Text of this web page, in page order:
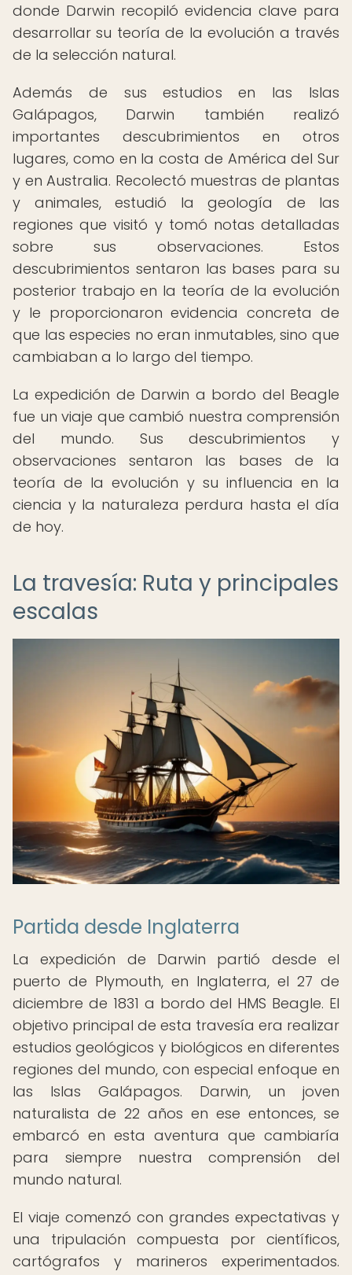
donde Darwin recopiló evidencia clave para
desarrollar su teoría de la evolución a través
de la selección natural.
Además de sus estudios en las Islas
Galápagos, Darwin también realizó
importantes descubrimientos en otros
lugares, como en la costa de América del Sur
y en Australia. Recolectó muestras de plantas
y animales, estudió la geología de las
regiones que visitó y tomó notas detalladas
sobre sus observaciones. Estos
descubrimientos sentaron las bases para su
posterior trabajo en la teoría de la evolución
y le proporcionaron evidencia concreta de
que las especies no eran inmutables, sino que
cambiaban a lo largo del tiempo.
La expedición de Darwin a bordo del Beagle
fue un viaje que cambió nuestra comprensión
del mundo. Sus descubrimientos y
observaciones sentaron las bases de la
teoría de la evolución y su influencia en la
ciencia y la naturaleza perdura hasta el día
de hoy.
La travesía: Ruta y principales
escalas
Partida desde Inglaterra
La expedición de Darwin partió desde el
puerto de Plymouth, en Inglaterra, el 27 de
diciembre de 1831 a bordo del HMS Beagle. El
objetivo principal de esta travesía era realizar
estudios geológicos y biológicos en diferentes
regiones del mundo, con especial enfoque en
las Islas Galápagos. Darwin, un joven
naturalista de 22 años en ese entonces, se
embarcó en esta aventura que cambiaría
para siempre nuestra comprensión del
mundo natural.
El viaje comenzó con grandes expectativas y
una tripulación compuesta por científicos,
cartógrafos y marineros experimentados.